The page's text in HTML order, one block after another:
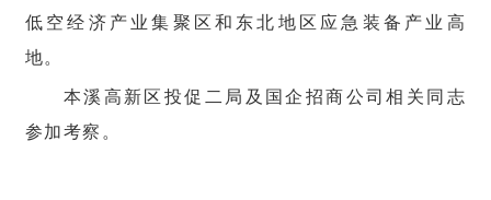
低空经济产业集聚区和东北地区应急装备产业高
地。
本溪高新区投促二局及国企招商公司相关同志
参加考察。